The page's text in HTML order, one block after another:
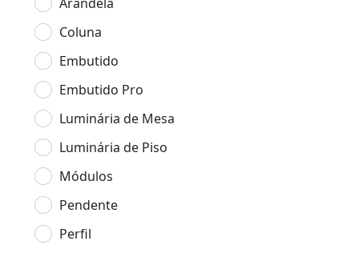
Coluna
Embutido
Embutido Pro
Luminária de Mesa
Luminária de Piso
Módulos
Pendente
Perfil